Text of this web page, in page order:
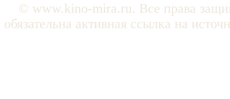
© www.kino-mira.ru. Все права
обязательна активная ссылка на